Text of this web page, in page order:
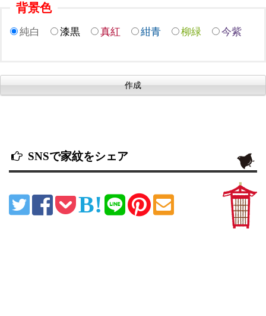
背景色
純白 漆黒 真紅 紺青 柳緑 今紫
SNSで家紋をシェア